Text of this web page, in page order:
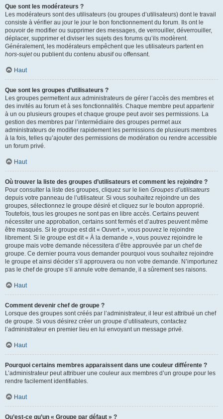
Que sont les modérateurs ?
Les modérateurs sont des utilisateurs (ou groupes d’utilisateurs) dont le travail
consiste à vérifier au jour le jour le bon fonctionnement du forum. Ils ont le
pouvoir de modifier ou supprimer des messages, de verrouiller, déverrouiller,
déplacer, supprimer et diviser les sujets des forums qu’ils modèrent.
Généralement, les modérateurs empêchent que les utilisateurs partent en
hors-sujetou publient du contenu abusif ou offensant.
Haut
Que sont les groupes d’utilisateurs ?
Les groupes permettent aux administrateurs de gérer l’accès des membres et
des invités au forum et à ses fonctionnalités. Chaque membre peut appartenir
à un ou plusieurs groupes et chaque groupe peut avoir ses permissions. La
gestion des membres par l’intermédiaire des groupes permet aux
administrateurs de modifier rapidement les permissions de plusieurs membres
à la fois, telles qu’ajouter des permissions de modération ou rendre accessible
un forum privé.
Haut
Où trouver la liste des groupes d’utilisateurs et comment les rejoindre ?
Pour consulter la liste des groupes, cliquez sur le lien Groupes d’utilisateurs
depuis votre panneau de l’utilisateur. Si vous souhaitez rejoindre un des
groupes, sélectionnez le groupe désiré et cliquez sur le bouton approprié.
Toutefois, tous les groupes ne sont pas en libre accès. Certains peuvent
nécessiter une approbation, certains sont fermés et d’autres peuvent même
être masqués. Si le groupe est dit « Ouvert », vous pouvez le rejoindre
librement. Si le groupe est dit « À la demande », vous pouvez rejoindre le
groupe mais votre demande nécessitera d’être approuvée par un chef de
groupe. Ce dernier pourra vous demander pourquoi vous souhaitez rejoindre
le groupe et ainsi décider s’il approuvera ou non votre demande. N’importunez
pas le chef de groupe s’il annule votre demande, il a sûrement ses raisons.
Haut
Comment devenir chef de groupe ?
Lorsque des groupes sont créés par l’administrateur, il leur est attribué un chef
de groupe. Si vous désirez créer un groupe d’utilisateurs, contactez
l’administrateur en premier lieu en lui envoyant un message privé.
Haut
Pourquoi certains membres apparaissent dans une couleur différente ?
L’administrateur peut attribuer une couleur aux membres d’un groupe pour les
rendre facilement identifiables.
Haut
Qu’est-ce qu’un « Groupe par défaut » ?